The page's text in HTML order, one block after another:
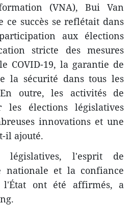
(VNA), Bui Van
ce succès se reflétait dans
aux élections
stricte des mesures
COVID-19, la garantie de
la sécurité dans tous les
outre, les activités de
les élections législatives
innovations et une
il ajouté.
l'esprit de
nationale et la confiance
ont été affirmés, a